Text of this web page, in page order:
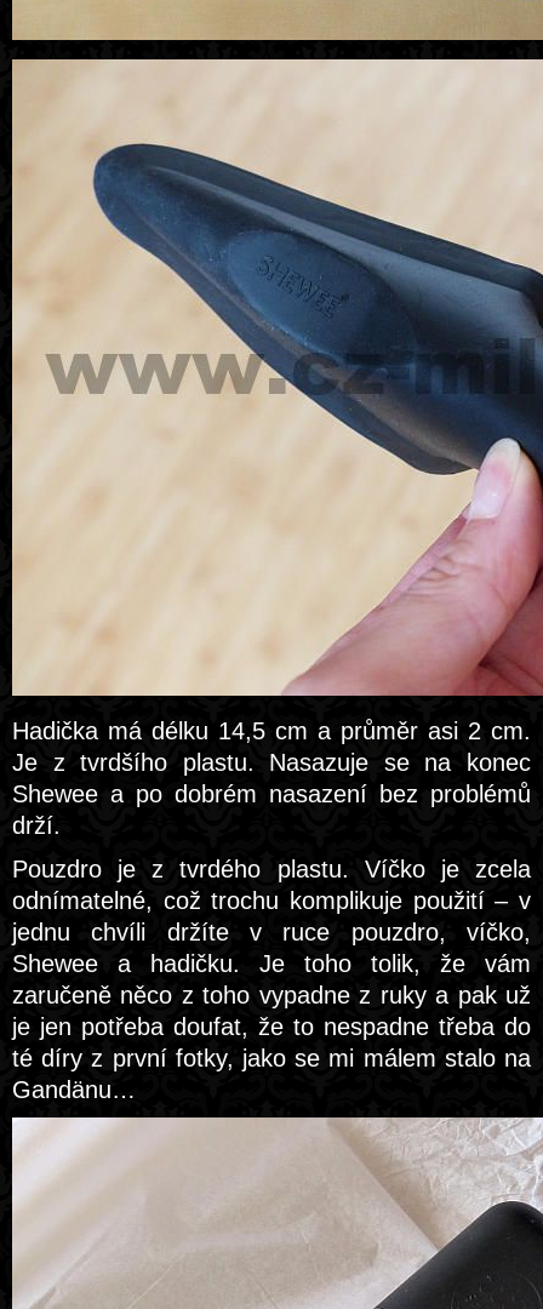
Hadička má délku 14,5 cm a průměr asi 2 cm.
Je z tvrdšího plastu. Nasazuje se na konec
Shewee a po dobrém nasazení bez problémů
drží.
Pouzdro je z tvrdého plastu. Víčko je zcela
odnímatelné, což trochu komplikuje použití – v
jednu chvíli držíte v ruce pouzdro, víčko,
Shewee a hadičku. Je toho tolik, že vám
zaručeně něco z toho vypadne z ruky a pak už
je jen potřeba doufat, že to nespadne třeba do
té díry z první fotky, jako se mi málem stalo na
Gandänu…